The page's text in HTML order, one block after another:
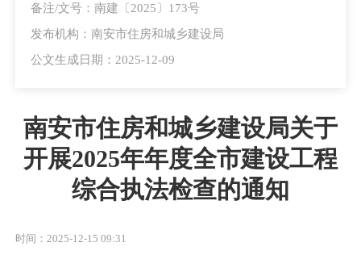
备注/文号：南建〔2025〕173号
发布机构：南安市住房和城乡建设局
公文生成日期：2025-12-09
南安市住房和城乡建设局关于
开展2025年年度全市建设工程
综合执法检查的通知
时间：2025-12-15 09:31